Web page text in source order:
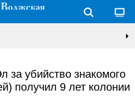
за убийство знакомого
получил 9 лет колонии